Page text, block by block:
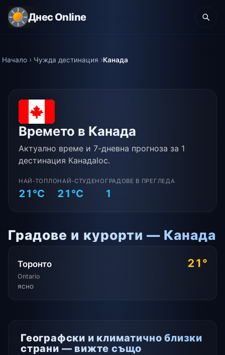
Днес Online
Начало Чужда дестинация Канада
Времето в Канада
Актуално време и 7-дневна прогноза за 1
дестинация Канадаloc.
НАЙ-ТОПЛО
21°C
НАЙ-СТУДЕНО
21°C
ГРАДОВЕ В ПРЕГЛЕДА
1
Градове и курорти — Канада
Торонто 21°
Ontario
ясно
Географски и климатично близки
страни — вижте също